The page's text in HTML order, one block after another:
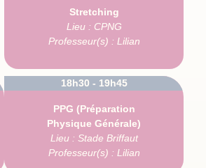
Stretching
Lieu : CPNG
Professeur(s) : Lilian
18h30 - 19h45
PPG (Préparation
Physique Générale)
Lieu : Stade Briffaut
Professeur(s) : Lilian